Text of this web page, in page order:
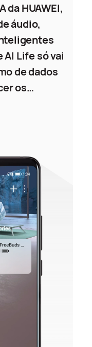
da HUAWEI,
áudio,
Life só vai
de dados
os
de perfil,
e o
Esses
antes de
no
HiLink de
A HUAWEI